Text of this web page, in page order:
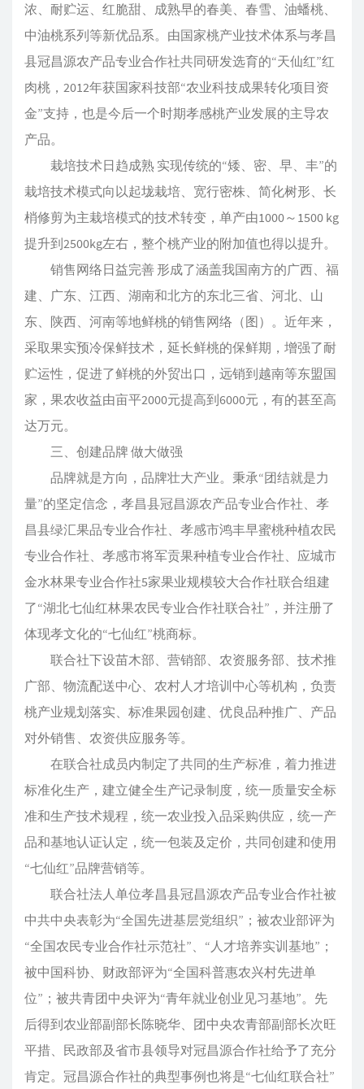
浓、耐贮运、红脆甜、成熟早的春美、春雪、油蟠桃、
中油桃系列等新优品系。由国家桃产业技术体系与孝昌
县冠昌源农产品专业合作社共同研发选育的“天仙红”红
肉桃，2012年获国家科技部“农业科技成果转化项目资
金”支持，也是今后一个时期孝感桃产业发展的主导农
产品。
栽培技术日趋成熟 实现传统的“矮、密、早、丰”的
栽培技术模式向以起垅栽培、宽行密株、简化树形、长
梢修剪为主栽培模式的技术转变，单产由1000～1500 kg
提升到2500kg左右，整个桃产业的附加值也得以提升。
销售网络日益完善 形成了涵盖我国南方的广西、福
建、广东、江西、湖南和北方的东北三省、河北、山
东、陕西、河南等地鲜桃的销售网络（图）。近年来，
采取果实预冷保鲜技术，延长鲜桃的保鲜期，增强了耐
贮运性，促进了鲜桃的外贸出口，远销到越南等东盟国
家，果农收益由亩平2000元提高到6000元，有的甚至高
达万元。
三、创建品牌 做大做强
品牌就是方向，品牌壮大产业。秉承“团结就是力
量”的坚定信念，孝昌县冠昌源农产品专业合作社、孝
昌县绿汇果品专业合作社、孝感市鸿丰早蜜桃种植农民
专业合作社、孝感市将军贡果种植专业合作社、应城市
金水林果专业合作社5家果业规模较大合作社联合组建
了“湖北七仙红林果农民专业合作社联合社”，并注册了
体现孝文化的“七仙红”桃商标。
联合社下设苗木部、营销部、农资服务部、技术推
广部、物流配送中心、农村人才培训中心等机构，负责
桃产业规划落实、标准果园创建、优良品种推广、产品
对外销售、农资供应服务等。
在联合社成员内制定了共同的生产标准，着力推进
标准化生产，建立健全生产记录制度，统一质量安全标
准和生产技术规程，统一农业投入品采购供应，统一产
品和基地认证认定，统一包装及定价，共同创建和使用
“七仙红”品牌营销等。
联合社法人单位孝昌县冠昌源农产品专业合作社被
中共中央表彰为“全国先进基层党组织”；被农业部评为
“全国农民专业合作社示范社”、“人才培养实训基地”；
被中国科协、财政部评为“全国科普惠农兴村先进单
位”；被共青团中央评为“青年就业创业见习基地”。先
后得到农业部副部长陈晓华、团中央农青部副部长次旺
平措、民政部及省市县领导对冠昌源合作社给予了充分
肯定。冠昌源合作社的典型事例也将是“七仙红联合社”